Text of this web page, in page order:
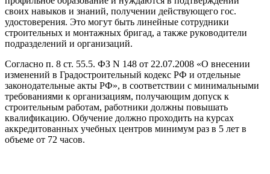
своих навыков и знаний, получении действующего гос.
удостоверения. Это могут быть линейные сотрудники
строительных и монтажных бригад, а также руководители
подразделений и организаций.
Согласно п. 8 ст. 55.5. ФЗ N 148 от 22.07.2008 «О внесении
изменений в Градостроительный кодекс РФ и отдельные
законодательные акты РФ», в соответствии с минимальными
требованиями к организациям, получающим допуск к
строительным работам, работники должны повышать
квалификацию. Обучение должно проходить на курсах
аккредитованных учебных центров минимум раз в 5 лет в
объеме от 72 часов.